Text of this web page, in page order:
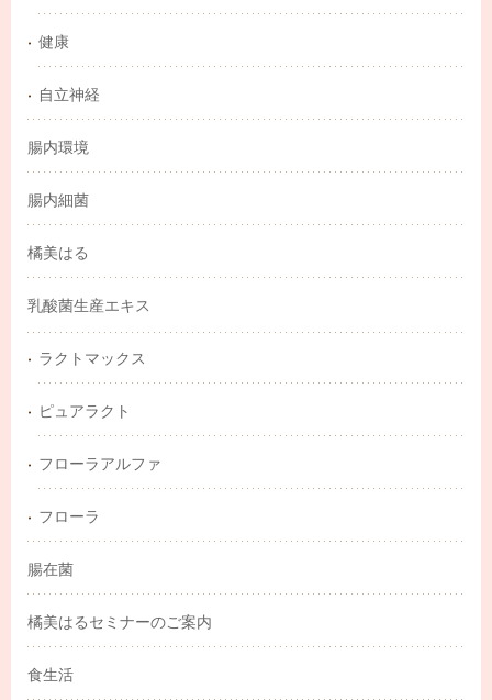
健康
自立神経
腸内環境
腸内細菌
橘美はる
乳酸菌生産エキス
ラクトマックス
ピュアラクト
フローラアルファ
フローラ
腸在菌
橘美はるセミナーのご案内
食生活